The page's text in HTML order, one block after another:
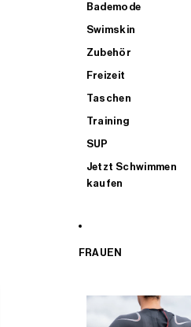
Bademode
Swimskin
Zubehör
Freizeit
Taschen
Training
SUP
Jetzt Schwimmen
kaufen
FRAUEN